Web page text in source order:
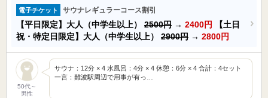
電子チケット サウナレギュラーコース割引
【平日限定】大人（中学生以上） 2500円 → 2400円
【土日
祝・特定日限定】大人（中学生以上） 2900円 → 2800円
50代～
男性
サウナ：12分 × 4 水風呂：4分 × 4 休憩：6分 × 4 合計：4セット
一言：難波駅周辺で用事が有っ…